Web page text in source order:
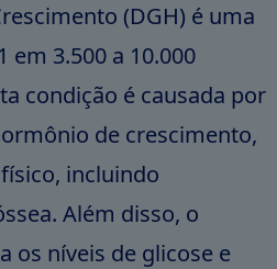
(DGH) é uma
3.500 a 10.000
condição é causada por
de crescimento,
incluindo
Além disso, o
os níveis de glicose e